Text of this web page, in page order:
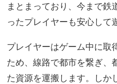
まとまっており、今まで鉄
ったプレイヤーも安心して
プレイヤーはゲーム中に取
ため、線路で都市を繋ぎ、
た資源を運搬します。しか